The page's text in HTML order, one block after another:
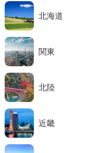
北海道
関東
北陸
近畿